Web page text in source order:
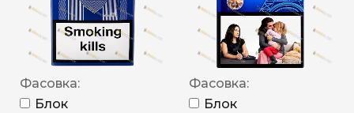
Фасовка:
Блок
Фасовка:
Блок